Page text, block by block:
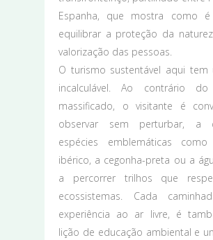
Espanha, que mostra como é
equilibrar a proteção da
valorização das pessoas.
O turismo sustentável aqui tem
incalculável. Ao contrário do
massificado, o visitante é
observar sem perturbar, a
espécies emblemáticas
ibérico, a cegonha-preta ou a
a percorrer trilhos que
ecossistemas. Cada
experiência ao ar livre, é
lição de educação ambiental e